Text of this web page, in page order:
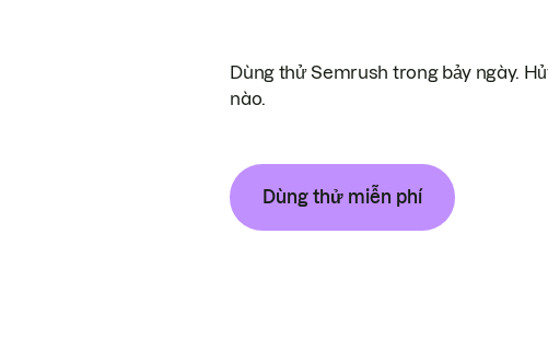
Dùng thử Semrush trong bảy ngày.
nào.
Dùng thử miễn phí